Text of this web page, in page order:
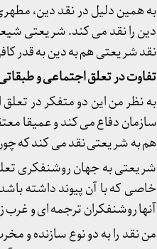
به همین دلیل در نقد دین،
دین را نقد می کند. شریعتی
نقد شریعتی هم به دین به قدر
تفاوت در تعلق اجتماعی و
به نظر من این دو متفکر در
سازمان دفاع می کند و عمیقا
هم به شریعتی نقد می کند که
شریعتی به جهان روشنفکری
خاصی که با آن پیوند داشته
آنها روشنفکران ترجمه ای و
من نقد را به دو نوع سازنده و